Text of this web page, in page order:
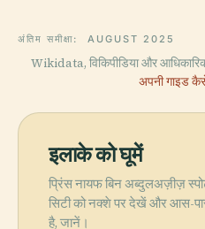
अंतिम समीक्षा: AUGUST 2025
Wikidata, विकिपीडिया और आधिकारिक
अपनी गाइड
इलाके को घूमें
प्रिंस नायफ बिन अब्दुलअज़ीज़
सिटी को नक्शे पर देखें और आस-
है, जानें।